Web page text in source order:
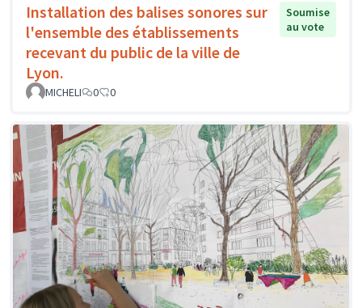
Installation des balises sonores sur
l'ensemble des établissements
recevant du public de la ville de
Lyon.
Soumise
au vote
MICHELI 0 0